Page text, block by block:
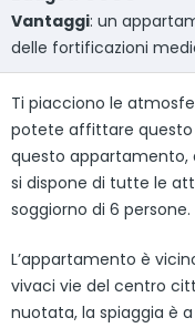
Vantaggi: un
delle fortificazioni
Ti piacciono le
potete affittare questo
questo appartamento,
si dispone di tutte le
soggiorno di 6 persone.
L’appartamento è
vivaci vie del centro
nuotata, la spiaggia è